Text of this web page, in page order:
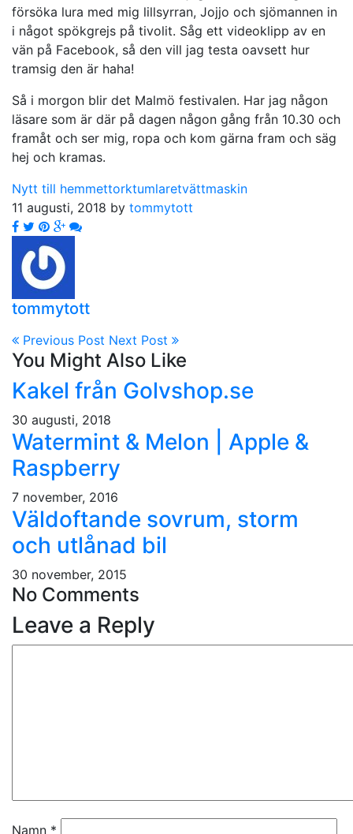
försöka lura med mig lillsyrran, Jojjo och sjömannen in
i något spökgrejs på tivolit. Såg ett videoklipp av en
vän på Facebook, så den vill jag testa oavsett hur
tramsig den är haha!
Så i morgon blir det Malmö festivalen. Har jag någon
läsare som är där på dagen någon gång från 10.30 och
framåt och ser mig, ropa och kom gärna fram och säg
hej och kramas.
Nytt till hemmettorktumlaretvättmaskin
11 augusti, 2018 by tommytott
tommytott
Previous Post Next Post
You Might Also Like
Kakel från Golvshop.se
30 augusti, 2018
Watermint & Melon | Apple &
Raspberry
7 november, 2016
Väldoftande sovrum, storm
och utlånad bil
30 november, 2015
No Comments
Leave a Reply
Namn *